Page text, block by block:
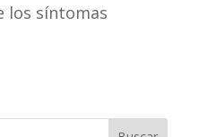
los síntomas